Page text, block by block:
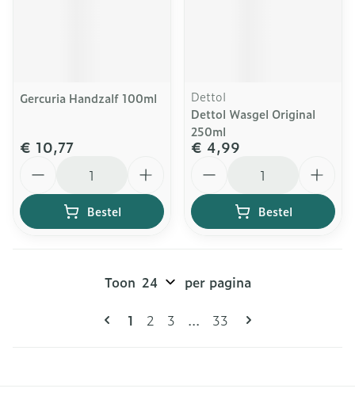
Gercuria Handzalf 100ml
€ 10,77
Bestel
Dettol
Dettol Wasgel Original
250ml
€ 4,99
Bestel
Pagina's
U lees momenteel pagina
1 Pagina
2 Pagina
3 ... Pagina
33
Toon per pagina